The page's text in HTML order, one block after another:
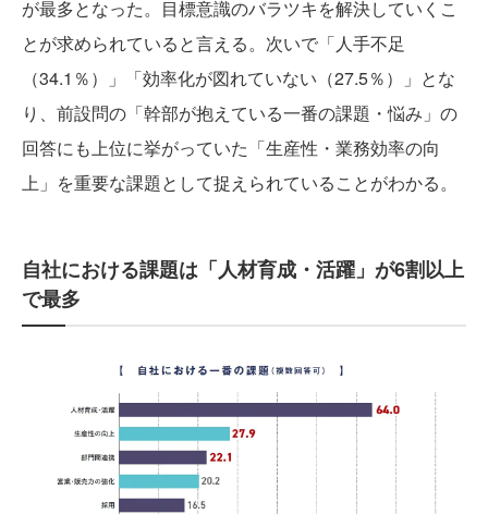
が最多となった。目標意識のバラツキを解決していくこ
とが求められていると言える。次いで「人手不足
（34.1％）」「効率化が図れていない（27.5％）」とな
り、前設問の「幹部が抱えている一番の課題・悩み」の
回答にも上位に挙がっていた「生産性・業務効率の向
上」を重要な課題として捉えられていることがわかる。
自社における課題は「人材育成・活躍」が6割以上
で最多